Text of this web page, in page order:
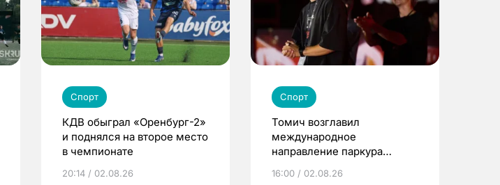
Спорт
КДВ обыграл «Оренбург-2»
и поднялся на второе место
в чемпионате
20:14 / 02.08.26
Спорт
Томич возглавил
международное
направление паркура
16:00 / 02.08.26